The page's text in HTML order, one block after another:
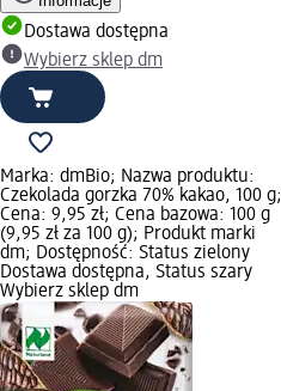
Dostawa dostępna
Wybierz sklep dm
Marka: dmBio; Nazwa produktu:
Czekolada gorzka 70% kakao, 100 g;
Cena: 9,95 zł; Cena bazowa: 100 g
(9,95 zł za 100 g); Produkt marki
dm; Dostępność: Status zielony
Dostawa dostępna, Status szary
Wybierz sklep dm